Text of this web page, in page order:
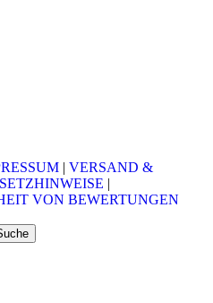
| VERSAND &
|
VON BEWERTUNGEN